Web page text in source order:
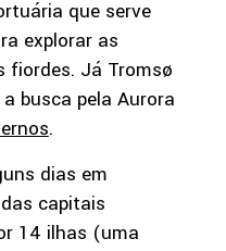
que serve
explorar as
fiordes. Já Tromsø
busca pela Aurora
.
dias em
capitais
14 ilhas (uma